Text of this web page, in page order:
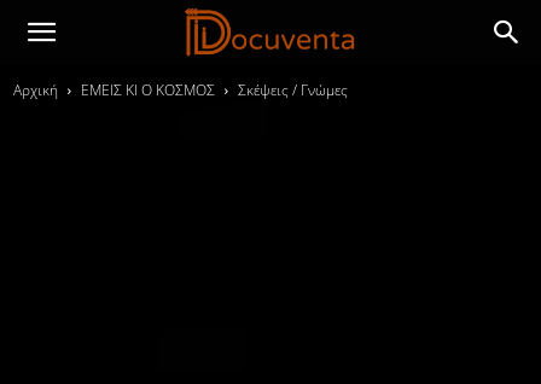
Αρχική ΕΜΕΙΣ ΚΙ Ο ΚΟΣΜΟΣ Σκέψεις / Γνώμες